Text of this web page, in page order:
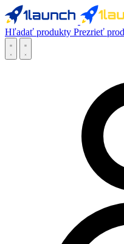
Hľadať produkty Prezrieť